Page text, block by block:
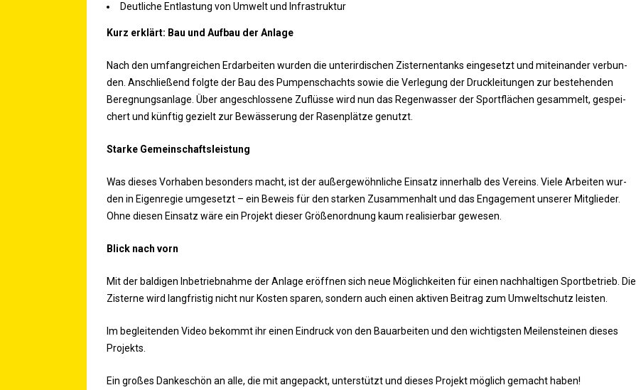
Deut­li­che Ent­las­tung von Umwelt und Infrastruktur
Kurz erklärt: Bau und Auf­bau der Anlage
Nach den umfang­rei­chen Erd­ar­bei­ten wur­den die unter­ir­di­schen Zis­ter­nen­tanks ein­ge­setzt und mit­ein­an­der ver­bun­
den. Anschlie­ßend folg­te der Bau des Pum­pen­schachts sowie die Ver­le­gung der Druck­lei­tun­gen zur bestehen­den
Bereg­nungs­an­la­ge. Über ange­schlos­se­ne Zuflüs­se wird nun das Regen­was­ser der Sport­flä­chen gesam­melt, gespei­
chert und künf­tig gezielt zur Bewäs­se­rung der Rasen­plät­ze genutzt.
Star­ke Gemeinschaftsleistung
Was die­ses Vor­ha­ben beson­ders macht, ist der außer­ge­wöhn­li­che Ein­satz inner­halb des Ver­eins. Vie­le Arbei­ten wur­
den in Eigen­re­gie umge­setzt – ein Beweis für den star­ken Zusam­men­halt und das Enga­ge­ment unse­rer Mit­glie­der.
Ohne die­sen Ein­satz wäre ein Pro­jekt die­ser Grö­ßen­ord­nung kaum rea­li­sier­bar gewesen.
Blick nach vorn
Mit der bal­di­gen Inbe­trieb­nah­me der Anla­ge eröff­nen sich neue Mög­lich­kei­ten für einen nach­hal­ti­gen Sport­be­trieb. Die
Zis­ter­ne wird lang­fris­tig nicht nur Kos­ten spa­ren, son­dern auch einen akti­ven Bei­trag zum Umwelt­schutz leisten.
Im beglei­ten­den Video bekommt ihr einen Ein­druck von den Bau­ar­bei­ten und den wich­tigs­ten Mei­len­stei­nen die­ses
Projekts.
Ein gro­ßes Dan­ke­schön an alle, die mit ange­packt, unter­stützt und die­ses Pro­jekt mög­lich gemacht haben!